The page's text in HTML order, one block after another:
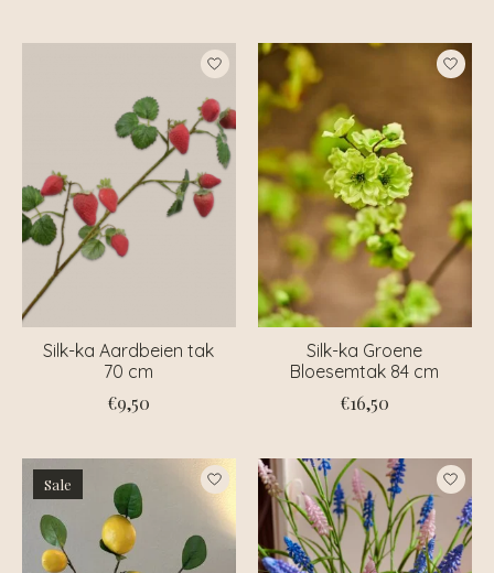
Silk-ka Aardbeien tak
70 cm
€9,50
Silk-ka Groene
Bloesemtak 84 cm
€16,50
Sale